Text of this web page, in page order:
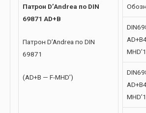
Патрон D’Andrea по DIN
69871 AD+B
Патрон D’Andrea по DIN
69871
(AD+B — F-MHD’)